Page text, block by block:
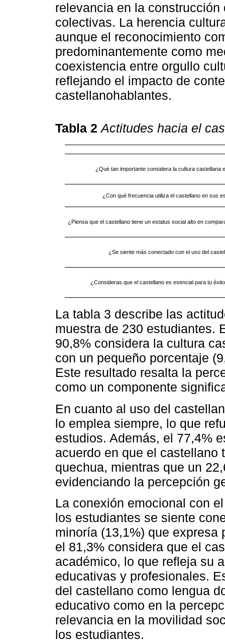
relevancia en la
colectivas. La herencia
aunque el reconocimiento
predominantemente como
coexistencia entre orgullo
reflejando el impacto de
castellanohablantes.
Tabla 2Actitudes hacia el
¿Qué tan importante considera la cultura castellana
¿Con qué frecuencia utiliza el castellano en sus
¿Piensa que el castellano tiene un estatus social alto en
¿Se siente más conectado con el uso del
¿Consideras que el castellano es esencial para tu
La tabla 3 describe las
muestra de 230 estudiantes.
90,8% considera la cultura
con un pequeño porcentaje
Este resultado resalta la
como un componente
En cuanto al uso del
lo emplea siempre, lo que
estudios. Además, el 77,4%
acuerdo en que el castellano
quechua, mientras que un
evidenciando la percepción
La conexión emocional con
los estudiantes se siente
minoría (13,1%) que
el 81,3% considera que el
académico, lo que refleja su
educativas y profesionales.
del castellano como lengua
educativo como en la
relevancia en la movilidad
los estudiantes.